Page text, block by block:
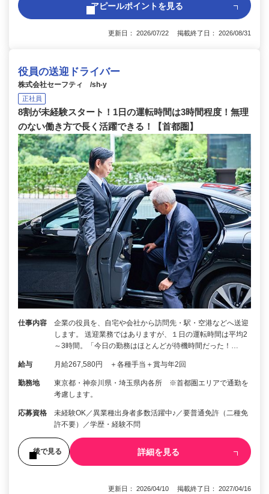
アピールポイントを見る
更新日： 2026/07/22 掲載終了日： 2026/08/31
役員の送迎ドライバー
株式会社セーフティ /sh-y
正社員
8割が未経験スタート！1日の運転時間は3時間程度！無理
のない働き方で長く活躍できる！【首都圏】
仕事内容
企業の役員を、自宅や会社から訪問先・駅・空港などへ送迎
します。 送迎業務ではありますが、１日の運転時間は平均2
～3時間。「今日の勤務はほとんどが待機時間だった！…
給与 月給267,580円 ＋各種手当＋賞与年2回
勤務地
東京都・神奈川県・埼玉県内各所 ※首都圏エリアで通勤を
考慮します。
応募資格
未経験OK／異業種出身者多数活躍中♪／要普通免許（二種免
許不要）／学歴・経験不問
後で見る 詳細を見る
更新日： 2026/04/10 掲載終了日： 2027/04/16